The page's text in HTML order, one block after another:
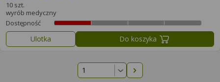
10 szt.
wyrób medyczny
Dostępność
Ulotka Do koszyka
Następna strona